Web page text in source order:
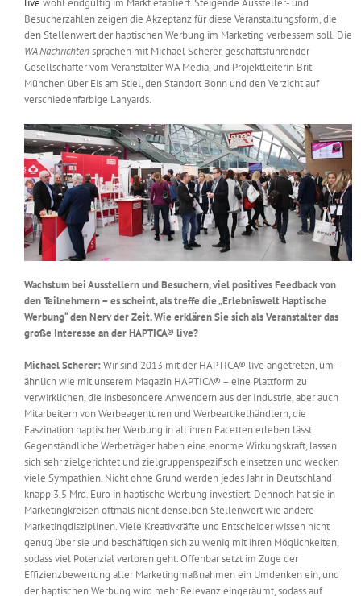
Kontakt
Messen & Events
Unternehmen
Interviews
Wissen
Product Guide
Jobshop
Suche
nach:
live wohl endgültig im Markt etabliert. Steigende Aussteller- und
Besucherzahlen zeigen die Akzeptanz für diese Veranstaltungsform, die
den Stellenwert der haptischen Werbung im Marketing verbessern soll. Die
WA Nachrichtensprachen mit Michael Scherer, geschäftsführender
Gesellschafter vom Veranstalter WA Media, und Projektleiterin Brit
München über Eis am Stiel, den Standort Bonn und den Verzicht auf
verschiedenfarbige Lanyards.
Wachstum bei Ausstellern und Besuchern, viel positives Feedback von
den Teilnehmern – es scheint, als treffe die „Erlebniswelt Haptische
Werbung“ den Nerv der Zeit. Wie erklären Sie sich als Veranstalter das
große Interesse an der HAPTICA® live?
Michael Scherer: Wir sind 2013 mit der HAPTICA® live angetreten, um –
ähnlich wie mit unserem Magazin HAPTICA® – eine Plattform zu
verwirklichen, die insbesondere Anwendern aus der Industrie, aber auch
Mitarbeitern von Werbeagenturen und Werbeartikelhändlern, die
Faszination haptischer Werbung in all ihren Facetten erleben lässt.
Gegenständliche Werbeträger haben eine enorme Wirkungskraft, lassen
sich sehr zielgerichtet und zielgruppenspezifisch einsetzen und wecken
viele Sympathien. Nicht ohne Grund werden jedes Jahr in Deutschland
knapp 3,5 Mrd. Euro in haptische Werbung investiert. Dennoch hat sie in
Marketingkreisen oftmals nicht denselben Stellenwert wie andere
Marketingdisziplinen. Viele Kreativkräfte und Entscheider wissen nicht
genug über sie und beschäftigen sich zu wenig mit ihren Möglichkeiten,
sodass viel Potenzial verloren geht. Offenbar setzt im Zuge der
Effizienzbewertung aller Marketingmaßnahmen ein Umdenken ein, und
der haptischen Werbung wird mehr Relevanz eingeräumt, sodass auf